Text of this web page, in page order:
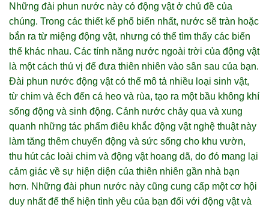
Những đài phun nước này có động vật ở chủ đề của
chúng. Trong các thiết kế phổ biến nhất, nước sẽ tràn hoặc
bắn ra từ miệng động vật, nhưng có thể tìm thấy các biến
thể khác nhau. Các tính năng nước ngoài trời của động vật
là một cách thú vị để đưa thiên nhiên vào sân sau của bạn.
Đài phun nước động vật có thể mô tả nhiều loại sinh vật,
từ chim và ếch đến cá heo và rùa, tạo ra một bầu không khí
sống động và sinh động. Cảnh nước chảy qua và xung
quanh những tác phẩm điêu khắc động vật nghệ thuật này
làm tăng thêm chuyển động và sức sống cho khu vườn,
thu hút các loài chim và động vật hoang dã, do đó mang lại
cảm giác về sự hiện diện của thiên nhiên gần nhà bạn
hơn. Những đài phun nước này cũng cung cấp một cơ hội
duy nhất để thể hiện tình yêu của bạn đối với động vật và